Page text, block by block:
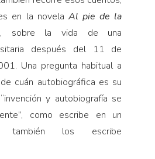
en la novela Al pie de la
sobre la vida de una
después del 11 de
Una pregunta habitual a
cuán autobiográfica es su
y autobiografía se
como escribe en un
también los escribe